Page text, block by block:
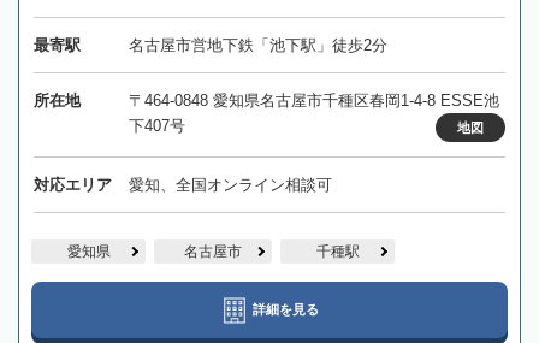
最寄駅 名古屋市営地下鉄「池下駅」徒歩2分
所在地
〒464-0848 愛知県名古屋市千種区春岡1-4-8 ESSE池
下407号
地図
対応エリア 愛知、全国オンライン相談可
愛知県 名古屋市 千種駅
詳細を見る